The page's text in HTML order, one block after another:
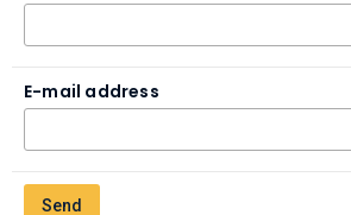
E-mail address